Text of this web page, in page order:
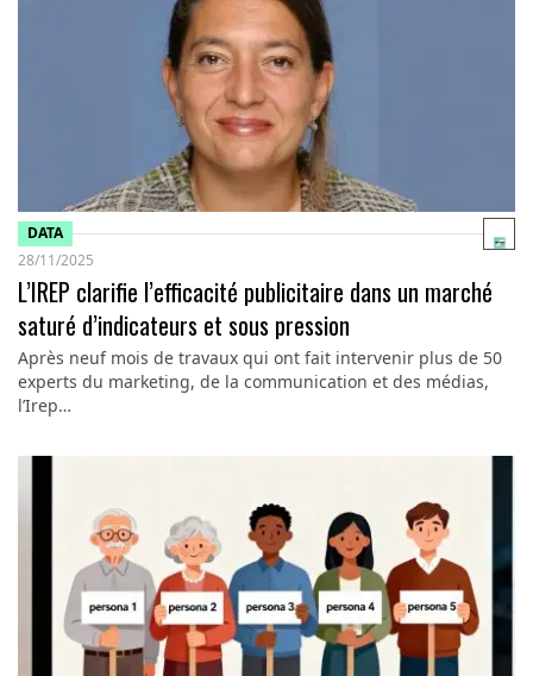
DATA
28/11/2025
L’IREP clarifie l’efficacité publicitaire dans un marché
saturé d’indicateurs et sous pression
Après neuf mois de travaux qui ont fait intervenir plus de 50
experts du marketing, de la communication et des médias,
l’Irep…